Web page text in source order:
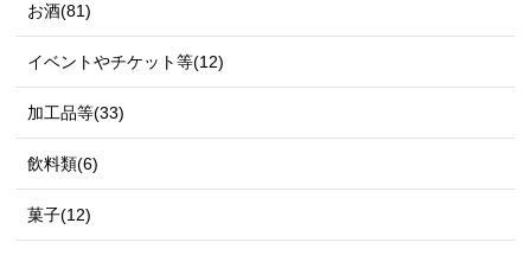
お酒(81)
イベントやチケット等(12)
加工品等(33)
飲料類(6)
菓子(12)